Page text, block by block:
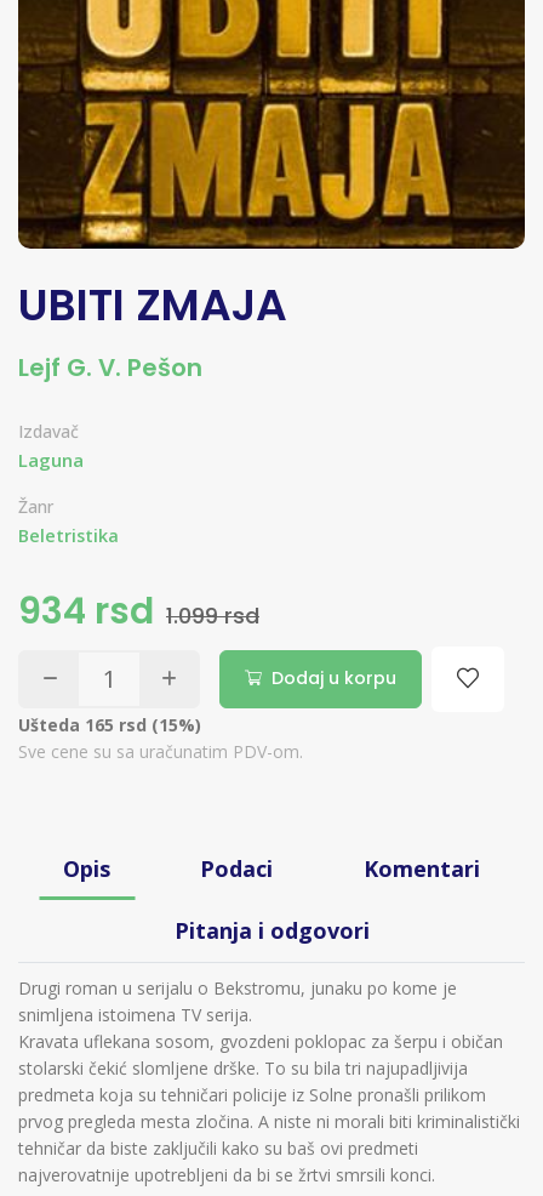
UBITI ZMAJA
Lejf G. V. Pešon
Izdavač
Laguna
Žanr
Beletristika
934 rsd 1.099 rsd
Dodaj u korpu
Ušteda 165 rsd (15%)
Sve cene su sa uračunatim PDV-om.
Opis Podaci Komentari
Pitanja i odgovori
Drugi roman u serijalu o Bekstromu, junaku po kome je
snimljena istoimena TV serija.
Kravata uflekana sosom, gvozdeni poklopac za šerpu i običan
stolarski čekić slomljene drške. To su bila tri najupadljivija
predmeta koja su tehničari policije iz Solne pronašli prilikom
prvog pregleda mesta zločina. A niste ni morali biti kriminalistički
tehničar da biste zaključili kako su baš ovi predmeti
najverovatnije upotrebljeni da bi se žrtvi smrsili konci.